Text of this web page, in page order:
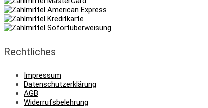
Rechtliches
Impressum
Datenschutzerklärung
AGB
Widerrufsbelehrung